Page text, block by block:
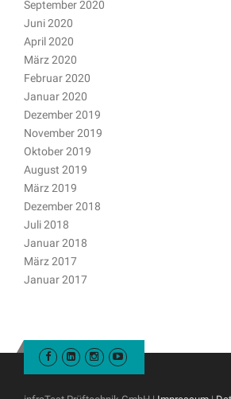
September 2020
Juni 2020
April 2020
März 2020
Februar 2020
Januar 2020
Dezember 2019
November 2019
Oktober 2019
August 2019
März 2019
Dezember 2018
Juli 2018
Januar 2018
März 2017
Januar 2017